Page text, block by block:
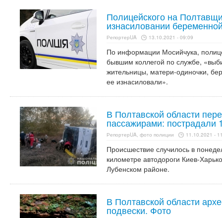
Полицейского на
изнасиловании
РепортерUA 13.10.2021 - 09:09
По информации Мосийчука,
бывшим коллегой по службе,
жительницы, матери-одиночки,
ее изнасиловали».
В Полтавской области
пассажирами: пострадали
РепортерUA, фото полиции 11.10.2021 -
Происшествие случилось в
километре автодороги Киев-
Лубенском районе.
В Полтавской области
подвески. Фото